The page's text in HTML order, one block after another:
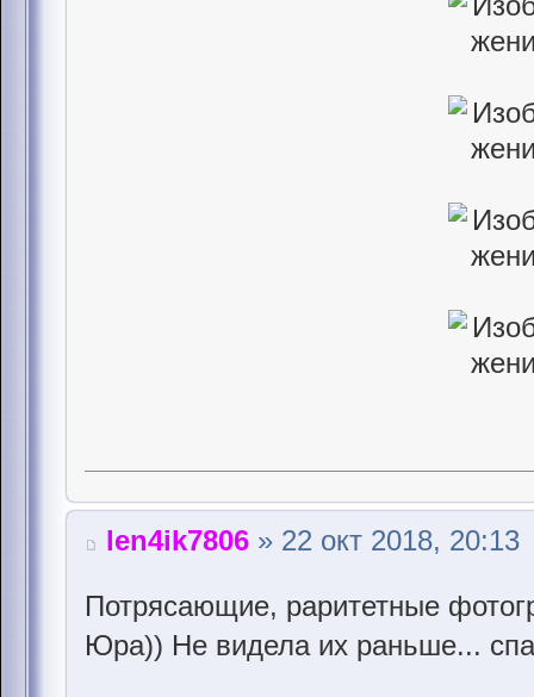
len4ik7806 » 22 окт 2018, 20:13
Потрясающие, раритетные
Юра)) Не видела их раньше...